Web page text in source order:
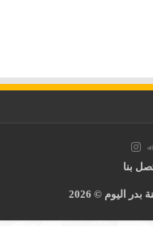
بنا
اليوم © 2026